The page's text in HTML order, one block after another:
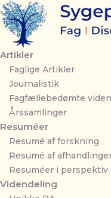
Gå
til
indholdet
Artikler
Faglige Artikler
Journalistik
Fagfællebedømte
Årssamlinger
Resuméer
Resumé af forskning
Resumé af
Resuméer i perspektiv
Videndeling